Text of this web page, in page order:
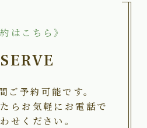
はこちら》
ご予約可能です。
らお気軽にお電話で
せください。